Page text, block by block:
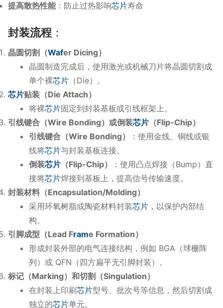
提高散热性能：防止过热影响芯片寿命
封装流程 ：
晶圆切割（Wafer Dicing）
晶圆制造完成后，使用激光或机械刀片将晶圆切割成
单个裸芯片（Die）。
芯片贴装（Die Attach）
将裸芯片固定到封装基板或引线框架上。
引线键合（Wire Bonding）或倒装芯片 （Flip-Chip）
引线键合（Wire Bonding）
：使用金线、铜线或银
线将芯片与封装基板连接。
倒装芯片（Flip-Chip）
：使用凸点焊接（Bump）直
接将芯片焊接到基板上，提高信号传输速度。
封装材料（Encapsulation/Molding）
采用环氧树脂或陶瓷材料封装芯片，以保护内部结
构。
引脚成型（Lead Frame Formation）
形成封装外部的电气连接结构，例如 BGA（球栅阵
列）或 QFN（四方扁平无引脚封装）。
标记（Marking）和切割（Singulation）
在封装上印刷芯片型号、批次号等信息，然后切割成
独立的芯片单元。